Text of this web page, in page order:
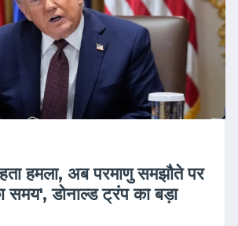
हमला, अब परमाणु समझौते पर
डोनाल्ड ट्रंप का बड़ा